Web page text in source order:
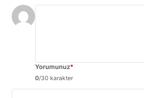
Yorumunuz*
0/30 karakter